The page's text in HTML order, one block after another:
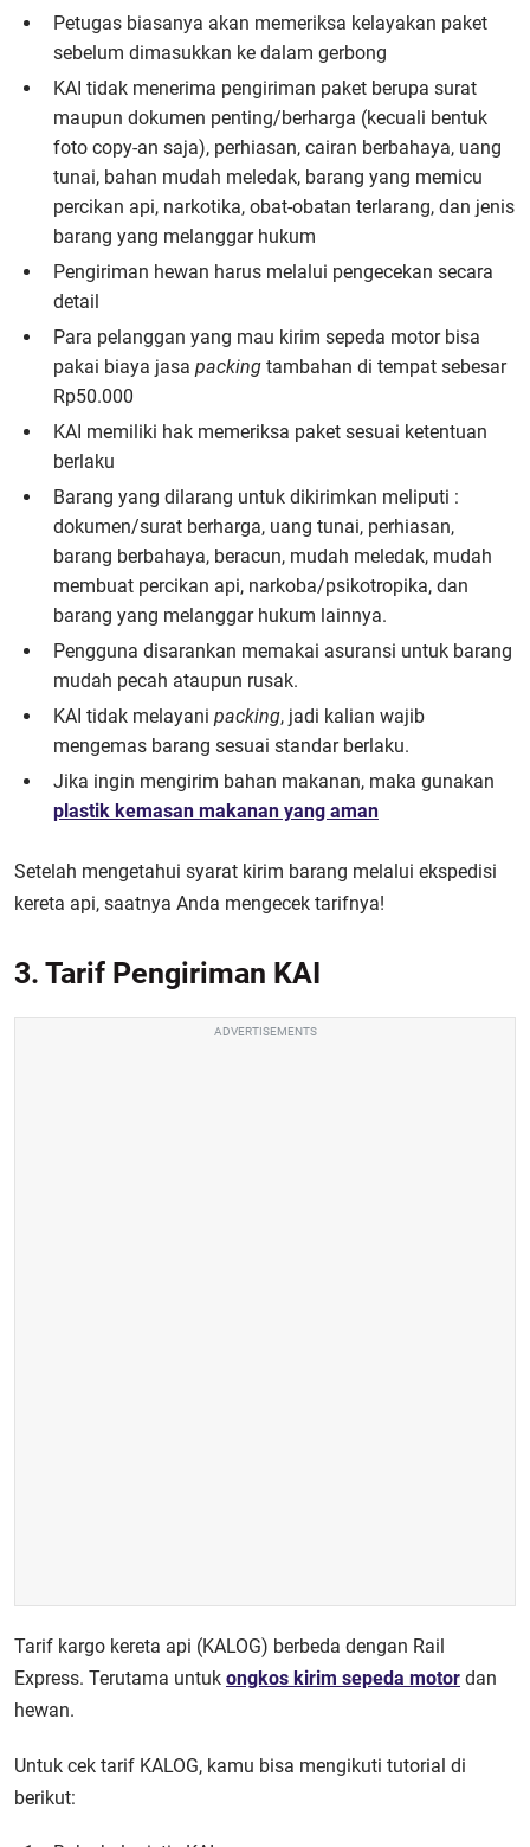
Petugas biasanya akan memeriksa kelayakan paket
sebelum dimasukkan ke dalam gerbong
KAI tidak menerima pengiriman paket berupa surat
maupun dokumen penting/berharga (kecuali bentuk
foto copy-an saja), perhiasan, cairan berbahaya, uang
tunai, bahan mudah meledak, barang yang memicu
percikan api, narkotika, obat-obatan terlarang, dan jenis
barang yang melanggar hukum
Pengiriman hewan harus melalui pengecekan secara
detail
Para pelanggan yang mau kirim sepeda motor bisa
pakai biaya jasa packing tambahan di tempat sebesar
Rp50.000
KAI memiliki hak memeriksa paket sesuai ketentuan
berlaku
Barang yang dilarang untuk dikirimkan meliputi :
dokumen/surat berharga, uang tunai, perhiasan,
barang berbahaya, beracun, mudah meledak, mudah
membuat percikan api, narkoba/psikotropika, dan
barang yang melanggar hukum lainnya.
Pengguna disarankan memakai asuransi untuk barang
mudah pecah ataupun rusak.
KAI tidak melayani packing, jadi kalian wajib
mengemas barang sesuai standar berlaku.
Jika ingin mengirim bahan makanan, maka gunakan
plastik kemasan makanan yang aman
Setelah mengetahui syarat kirim barang melalui ekspedisi
kereta api, saatnya Anda mengecek tarifnya!
3. Tarif Pengiriman KAI
ADVERTISEMENTS
Tarif kargo kereta api (KALOG) berbeda dengan Rail
Express. Terutama untuk ongkos kirim sepeda motor dan
hewan.
Untuk cek tarif KALOG, kamu bisa mengikuti tutorial di
berikut: